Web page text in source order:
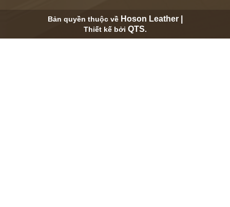
Bản quyền thuộc về Hoson Leather |
Thiết kế bởi QTS.